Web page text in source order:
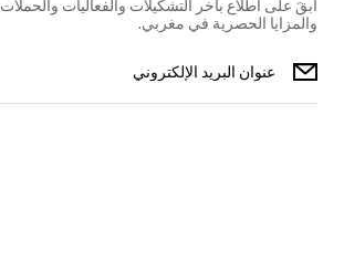
ابقَ على اطلاع بآخر التشكيلات والفعاليات والحملات
والمزايا الحصرية في مغربي.